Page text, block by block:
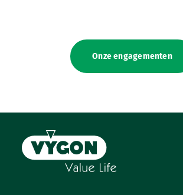
Onze engagementen